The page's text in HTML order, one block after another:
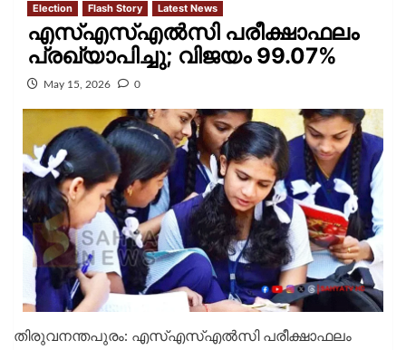
Election Flash Story Latest News
എസ്എസ്എല്‍സി പരീക്ഷാഫലം
പ്രഖ്യാപിച്ചു; വിജയം 99.07%
May 15, 2026 0
തിരുവനന്തപുരം: എസ്എസ്എല്‍സി പരീക്ഷാഫലം